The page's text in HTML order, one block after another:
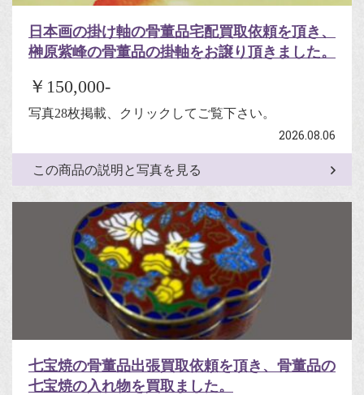
日本画の掛け軸の骨董品宅配買取依頼を頂き、
榊原紫峰の骨董品の掛軸をお譲り頂きました。
￥150,000-
写真28枚掲載、クリックしてご覧下さい。
2026.08.06
この商品の説明と写真を見る
七宝焼の骨董品出張買取依頼を頂き、骨董品の
七宝焼の入れ物を買取ました。